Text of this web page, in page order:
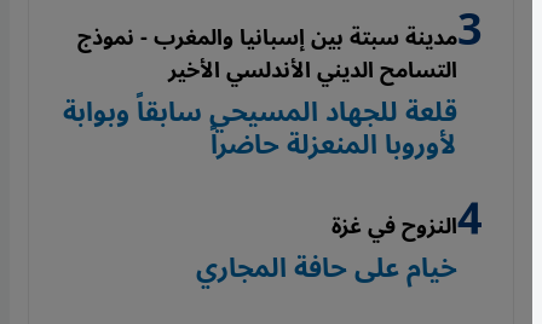
مدينة سبتة بين إسبانيا والمغرب - نموذج
التسامح الديني الأندلسي الأخير
قلعة للجهاد المسيحي سابقاً وبوابة
لأوروبا المنعزلة حاضراً
النزوح في غزة
خيام على حافة المجاري